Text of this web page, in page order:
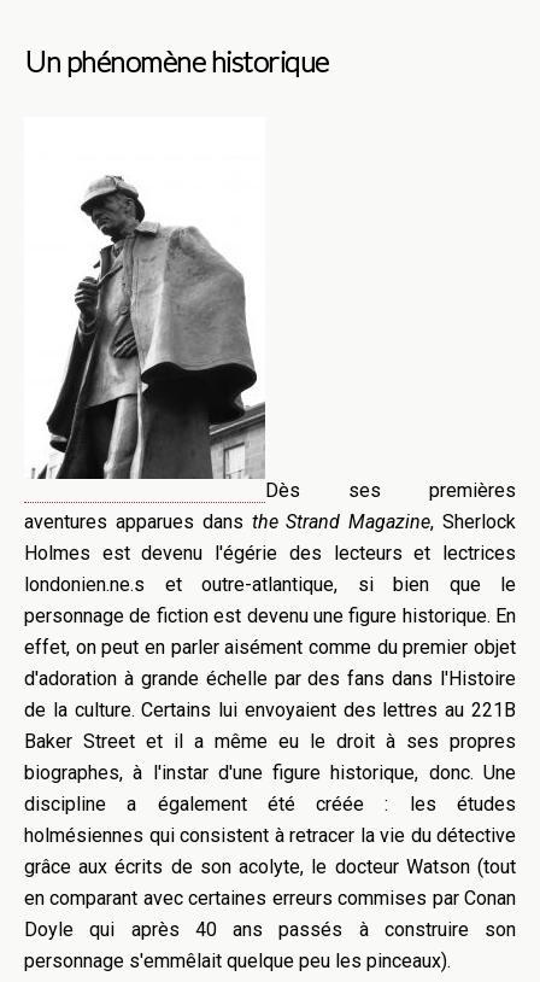
Un phénomène historique
Dès ses premières
aventures apparues dans the Strand Magazine, Sherlock
Holmes est devenu l'égérie des lecteurs et lectrices
londonien.ne.s et outre-atlantique, si bien que le
personnage de fiction est devenu une figure historique. En
effet, on peut en parler aisément comme du premier objet
d'adoration à grande échelle par des fans dans l'Histoire
de la culture. Certains lui envoyaient des lettres au 221B
Baker Street et il a même eu le droit à ses propres
biographes, à l'instar d'une figure historique, donc. Une
discipline a également été créée : les études
holmésiennes qui consistent à retracer la vie du détective
grâce aux écrits de son acolyte, le docteur Watson (tout
en comparant avec certaines erreurs commises par Conan
Doyle qui après 40 ans passés à construire son
personnage s'emmêlait quelque peu les pinceaux).